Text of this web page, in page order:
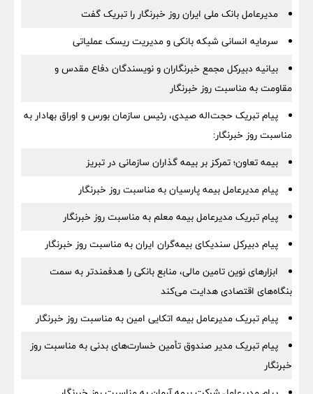
مدیرعامل بانک ملی ایران روز خبرنگار را تبریک گفت
سرمایه انسانی شبکه بانکی و مدیریت ریسک عملیاتی
بیانیه دبیرکل مجمع خبرنگاران و نویسندگان دفاع مقدس و
مقاومت به مناسبت روز خبرنگار
پیام تبریک حجت‌اله صیدی، رئیس سازمان بورس و اوراق بهادار به
مناسبت روز خبرنگار:
بیمه تعاون؛ تمرکز بر بیمه گذاران سازمانی در تبریز
پیام مدیرعامل بیمه پارسیان به مناسبت روز خبرنگار
پیام تبریک مدیرعامل بیمه معلم به مناسبت روز خبرنگار
پیام دبیرکل سندیکای بیمه‌گران ایران به مناسبت روز خبرنگار
ابزارهای نوین تامین مالی، منابع بانکی را هدفمندتر به سمت
بنگاه‌های اقتصادی هدایت می‌کند
پیام تبریک مدیرعامل بیمه اتکایی امین به مناسبت روز خبرنگار
پیام تبریک مدیر صندوق تأمین خسارت‌های بدنی به مناسبت روز
خبرنگار